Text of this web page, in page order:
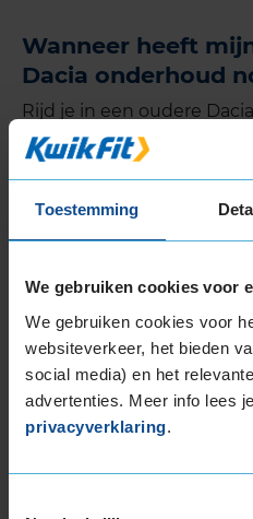
Toestemming
We gebruiken cookies voor
We gebruiken cookies voor
websiteverkeer, het bieden
social media) en het
advertenties. Meer info lees
privacyverklaring.
Wanneer heeft
Dacia onderhoud
Rijd je in een oudere
vuistregel aanhouden:
kilometer is het tijd voor
meestal een melding in
voor onderhoud.
De KwikFit